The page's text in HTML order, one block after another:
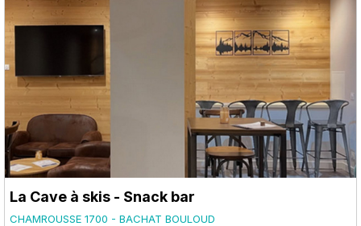
La Cave à skis - Snack bar
CHAMROUSSE 1700 - BACHAT BOULOUD